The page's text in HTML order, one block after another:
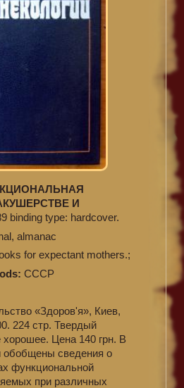
И
binding type: hardcover.
almanac
for expectant mothers.;
СССР
«Здоров'я», Киев,
224 стр. Твердый
хорошее. Цена 140 грн. В
обобщены сведения о
функциональной
при различных